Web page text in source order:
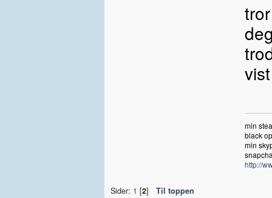
min
black
min
http://
Sider: 1 [2] Til toppen